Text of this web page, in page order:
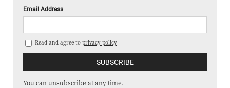
Email Address
Read and agree to privacy policy
You can unsubscribe at any time.